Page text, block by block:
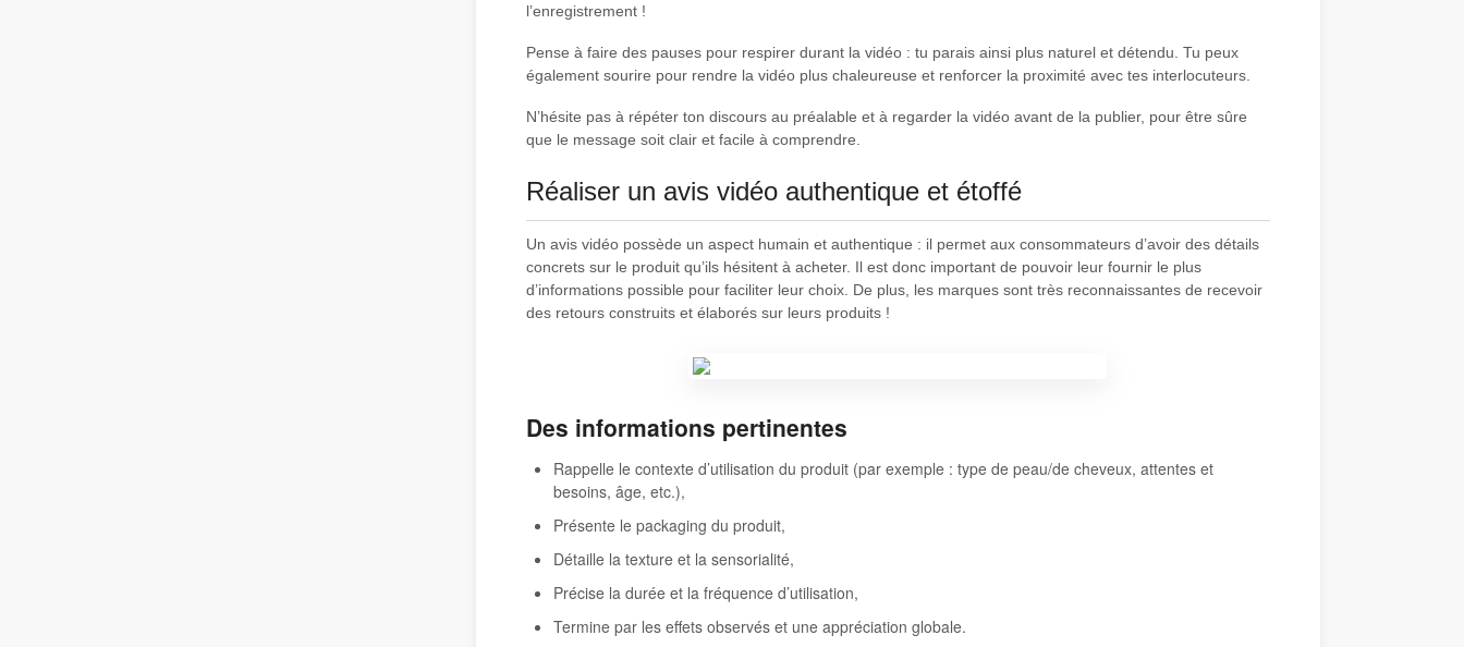
l’enregistrement !
Pense à faire des pauses pour respirer durant la vidéo : tu parais ainsi plus naturel et détendu. Tu peux
également sourire pour rendre la vidéo plus chaleureuse et renforcer la proximité avec tes interlocuteurs.
N’hésite pas à répéter ton discours au préalable et à regarder la vidéo avant de la publier, pour être sûre
que le message soit clair et facile à comprendre.
Réaliser un avis vidéo authentique et étoffé
Un avis vidéo possède un aspect humain et authentique : il permet aux consommateurs d’avoir des détails
concrets sur le produit qu’ils hésitent à acheter. Il est donc important de pouvoir leur fournir le plus
d’informations possible pour faciliter leur choix. De plus, les marques sont très reconnaissantes de recevoir
des retours construits et élaborés sur leurs produits !
Des informations pertinentes
Rappelle le contexte d’utilisation du produit (par exemple : type de peau/de cheveux, attentes et
besoins, âge, etc.),
Présente le packaging du produit,
Détaille la texture et la sensorialité,
Précise la durée et la fréquence d’utilisation,
Termine par les effets observés et une appréciation globale.